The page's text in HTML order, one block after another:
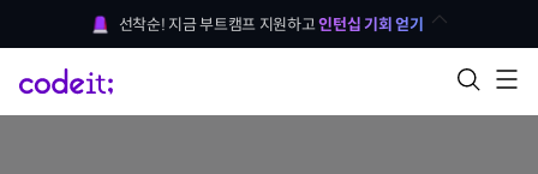
선착순! 지금 부트캠프 지원하고 인턴십 기회 얻기